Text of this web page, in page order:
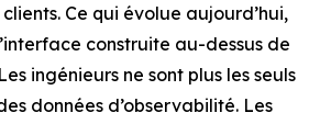
Ce qui évolue aujourd’hui,
construite au-dessus de
ingénieurs ne sont plus les seuls
données d’observabilité. Les